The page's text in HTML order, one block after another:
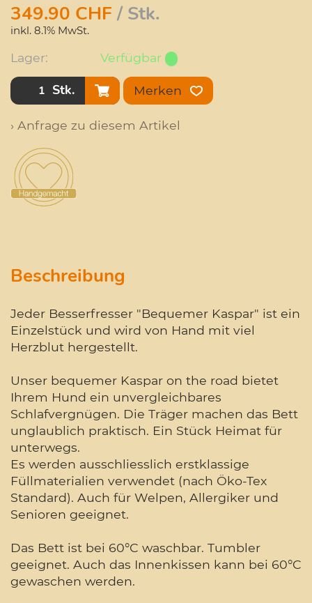
349.90 CHF/ Stk.
inkl. 8.1% MwSt.
Lager: Verfügbar
Stk. Merken
› Anfrage zu diesem Artikel
Beschreibung
Jeder Besserfresser "Bequemer Kaspar" ist ein
Einzelstück und wird von Hand mit viel
Herzblut hergestellt.
Unser bequemer Kaspar on the road bietet
Ihrem Hund ein unvergleichbares
Schlafvergnügen. Die Träger machen das Bett
unglaublich praktisch. Ein Stück Heimat für
unterwegs.
Es werden ausschliesslich erstklassige
Füllmaterialien verwendet (nach Öko-Tex
Standard). Auch für Welpen, Allergiker und
Senioren geeignet.
Das Bett ist bei 60°C waschbar. Tumbler
geeignet. Auch das Innenkissen kann bei 60°C
gewaschen werden.